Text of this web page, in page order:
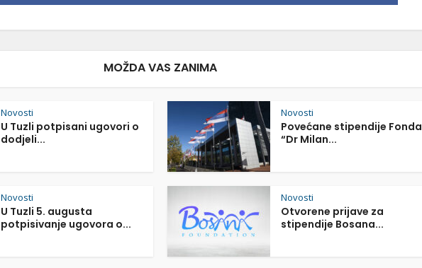
MOŽDA VAS ZANIMA
Novosti
U Tuzli potpisani ugovori o
dodjeli...
Novosti
Povećane stipendije Fonda
“Dr Milan...
Novosti
U Tuzli 5. augusta
potpisivanje ugovora o...
Novosti
Otvorene prijave za
stipendije Bosana...